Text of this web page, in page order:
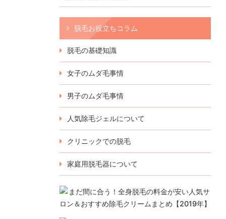
脱毛お役立ちコラム
脱毛の基礎知識
女子のムダ毛事情
男子のムダ毛事情
人気除毛ジェルについて
クリニックでの脱毛
家庭用脱毛器について